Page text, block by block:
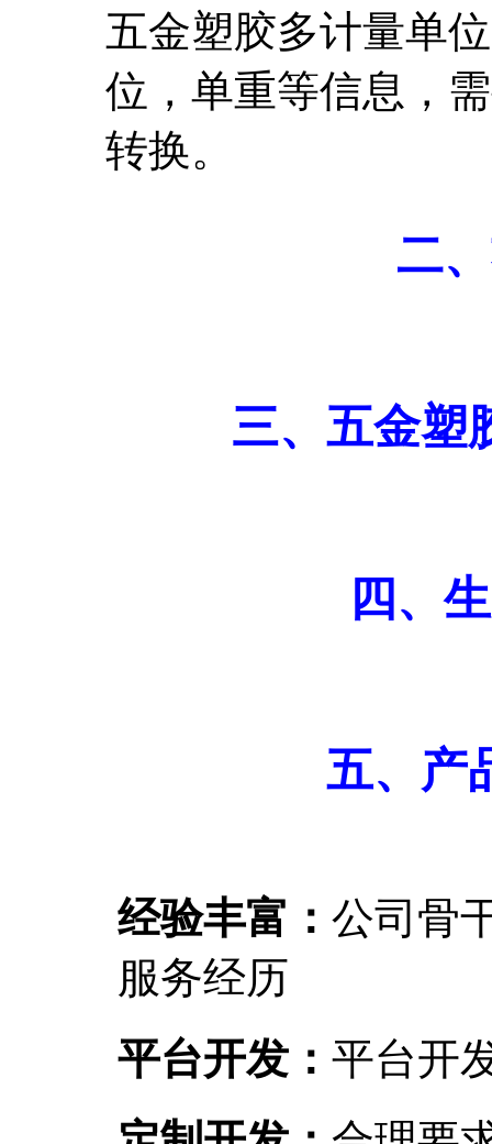
五金塑胶多计量单
位，单重等信息，
转换。
二
三、五金塑
四、
五、产
经验丰富： 公司骨
服务经历
平台开发： 平台开